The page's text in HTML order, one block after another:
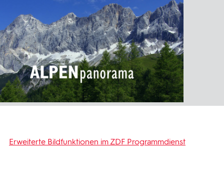
Erweiterte Bildfunktionen im ZDF Programmdienst